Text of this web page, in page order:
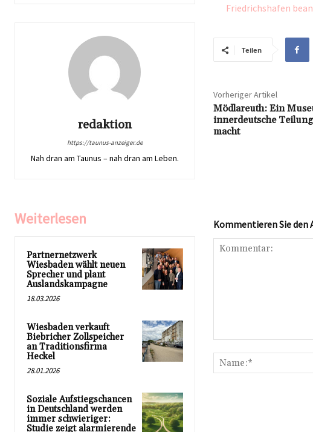
redaktion
https://taunus-anzeiger.de
Nah dran am Taunus – nah dran am Leben.
Friedrichshafen
Teilen
Vorheriger Artikel
Mödlareuth: Ein
innerdeutsche
macht
Weiterlesen
Partnernetzwerk
Wiesbaden wählt neuen
Sprecher und plant
Auslandskampagne
18.03.2026
Wiesbaden verkauft
Biebricher Zollspeicher
an Traditionsfirma
Heckel
28.01.2026
Soziale Aufstiegschancen
in Deutschland werden
immer schwieriger:
Studie zeigt alarmierende
Kommentieren Sie den